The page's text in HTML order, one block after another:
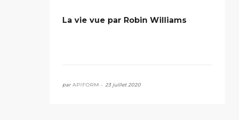
La vie vue par Robin Williams
par APIFORM • 23 juillet 2020